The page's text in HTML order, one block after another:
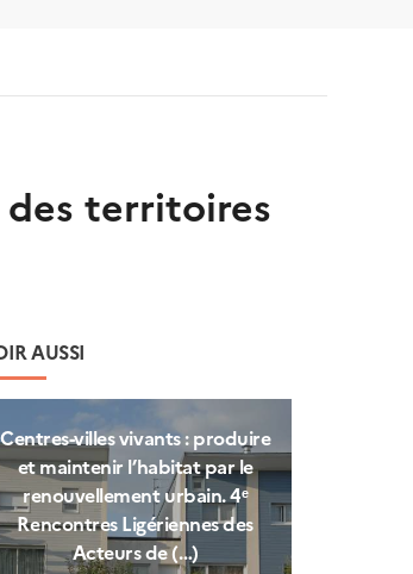
territoires
AUSSI
Centres‑villes vivants : produire
et maintenir l’habitat par le
renouvellement urbain. 4ᵉ
Rencontres Ligériennes des
Acteurs de (…)